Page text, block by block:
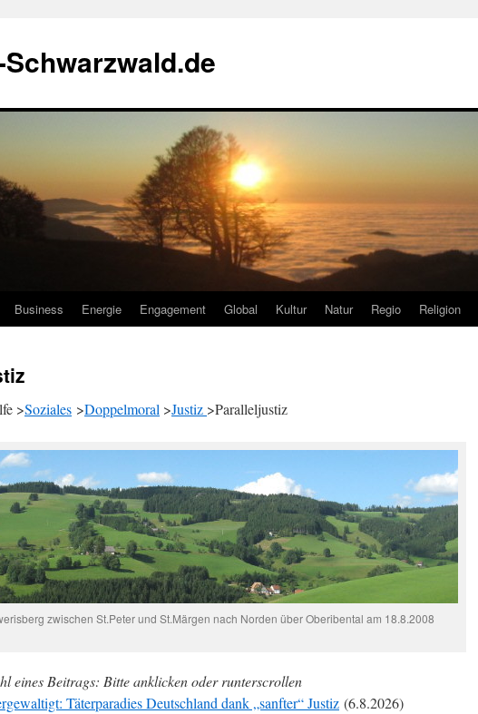
Business Energie Engagement Global Kultur Natur Regio Religion
>Soziales >Doppelmoral >Justiz >Paralleljustiz
zwischen St.Peter und St.Märgen nach Norden über Oberibental am 18.8.2008
eines Beitrags: Bitte anklicken oder runterscrollen
Täterparadies Deutschland dank „sanfter“ Justiz (6.8.2026)